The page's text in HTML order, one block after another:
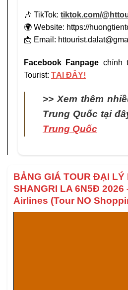
🎶 TikTok: tiktok.com/
🌍 Website: https://
📩 Email:
Facebook Fanpage chính
Tourist: TẠI ĐÂY!
>> Xem thêm
Trung Quốc tại
Trung Quốc
BẢNG GIÁ TOUR ĐẠI LÝ
SHANGRI LA 6N5Đ 2026
Airlines (Tour NO